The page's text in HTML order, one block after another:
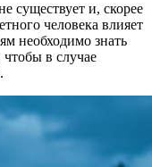
существует и, скорее
человека влияет
необходимо знать
в случае